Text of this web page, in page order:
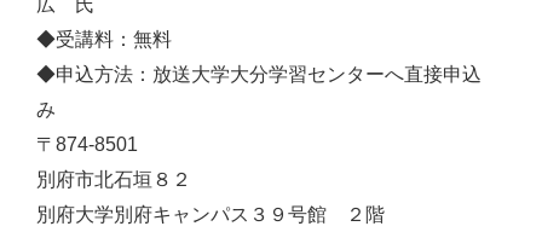
◆受講料：無料
◆申込方法：放送大学大分学習センターへ直接申込
み
〒874-8501
別府市北石垣８２
別府大学別府キャンパス３９号館 ２階